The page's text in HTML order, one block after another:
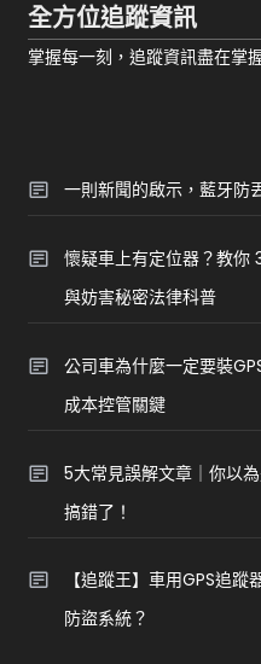
全方位追蹤資訊
掌握每一刻，追蹤資訊盡在掌
一則新聞的啟示，藍牙防
懷疑車上有定位器？教你
與妨害秘密法律科普
公司車為什麼一定要裝
成本控管關鍵
5大常見誤解文章｜你以
搞錯了！
【追蹤王】車用GPS追
防盜系統？